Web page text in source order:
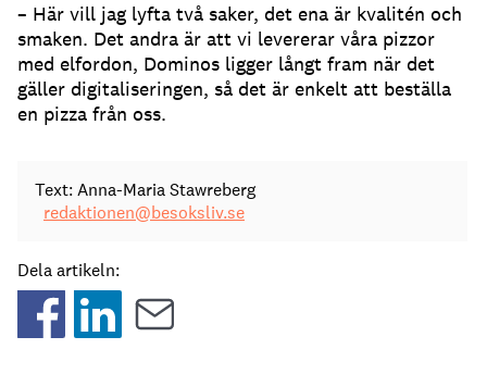
– Här vill jag lyfta två saker, det ena är kvalitén och
smaken. Det andra är att vi levererar våra pizzor
med elfordon, Dominos ligger långt fram när det
gäller digitaliseringen, så det är enkelt att beställa
en pizza från oss.
Text: Anna-Maria Stawreberg
redaktionen@besoksliv.se
Dela artikeln: